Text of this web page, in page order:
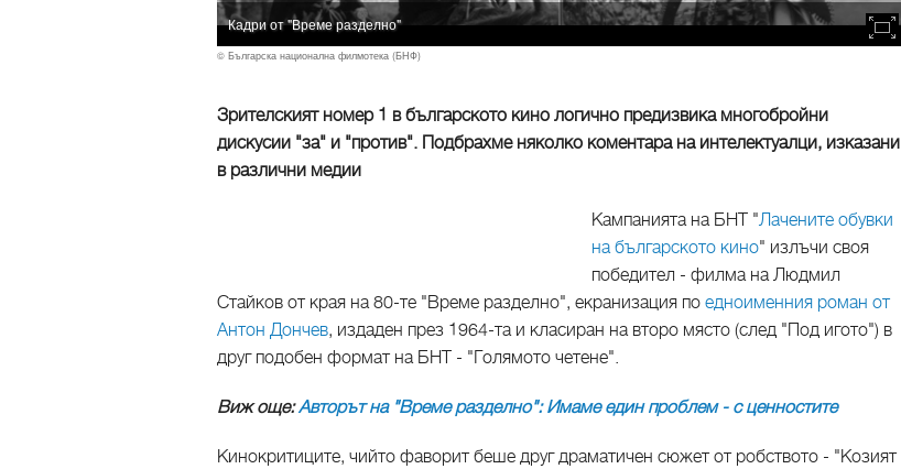
Кадри от "Време разделно"
© Българска национална филмотека (БНФ)
Зрителският номер 1 в българското кино логично предизвика многобройни
дискусии "за" и "против". Подбрахме няколко коментара на интелектуалци, изказани
в различни медии
Кампанията на БНТ "Лачените обувки
на българското кино" излъчи своя
победител - филма на Людмил
Стайков от края на 80-те "Време разделно", екранизация по едноименния роман от
Антон Дончев, издаден през 1964-та и класиран на второ място (след "Под игото") в
друг подобен формат на БНТ - "Голямото четене".
Виж още:Авторът на "Време разделно": Имаме един проблем - с ценностите
Кинокритиците, чийто фаворит беше друг драматичен сюжет от робството - "Козият